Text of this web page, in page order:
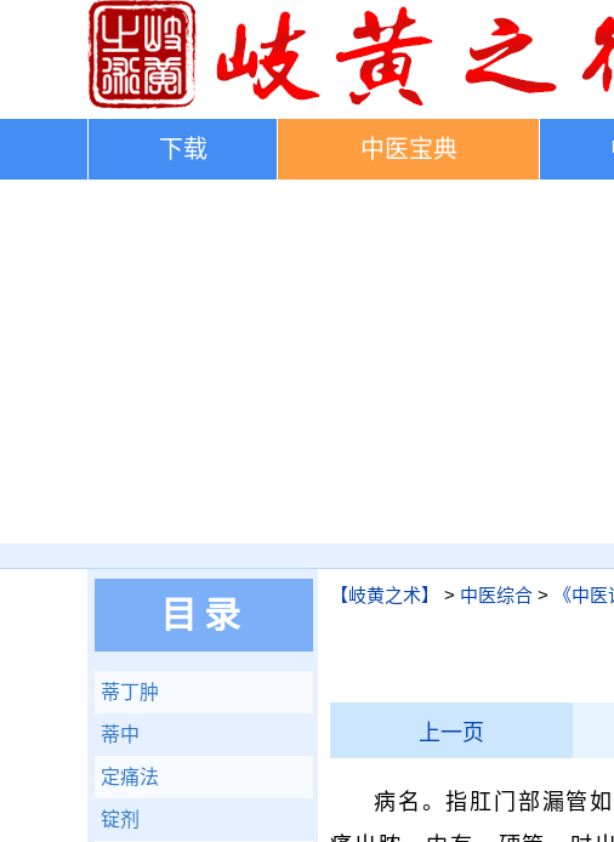
下载 中医宝典
【岐黄之术】 > 中医综合 > 《中
上一页
病名。指肛门部漏管
目录
蒂丁肿
蒂中
定痛法
锭剂